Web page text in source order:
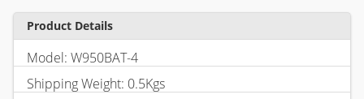
Product Details
Model: W950BAT-4
Shipping Weight: 0.5Kgs